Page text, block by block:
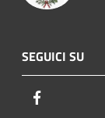
SEGUICI SU